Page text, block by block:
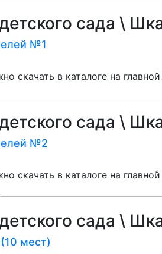
сада \
№1
скачать в каталоге на
сада \
№2
скачать в каталоге на
сада \
мест)